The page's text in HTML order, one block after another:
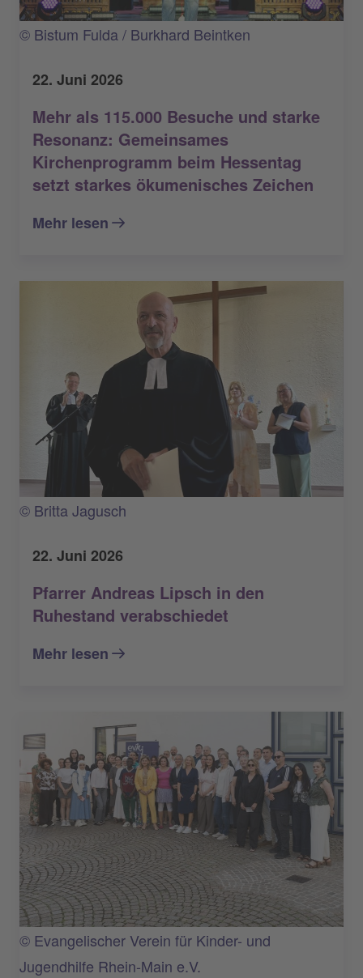
© Bistum Fulda / Burkhard Beintken
22. Juni 2026
Mehr als 115.000 Besuche und starke
Resonanz: Gemeinsames
Kirchenprogramm beim Hessentag
setzt starkes ökumenisches Zeichen
Mehr lesen
© Britta Jagusch
22. Juni 2026
Pfarrer Andreas Lipsch in den
Ruhestand verabschiedet
Mehr lesen
© Evangelischer Verein für Kinder- und
Jugendhilfe Rhein-Main e.V.